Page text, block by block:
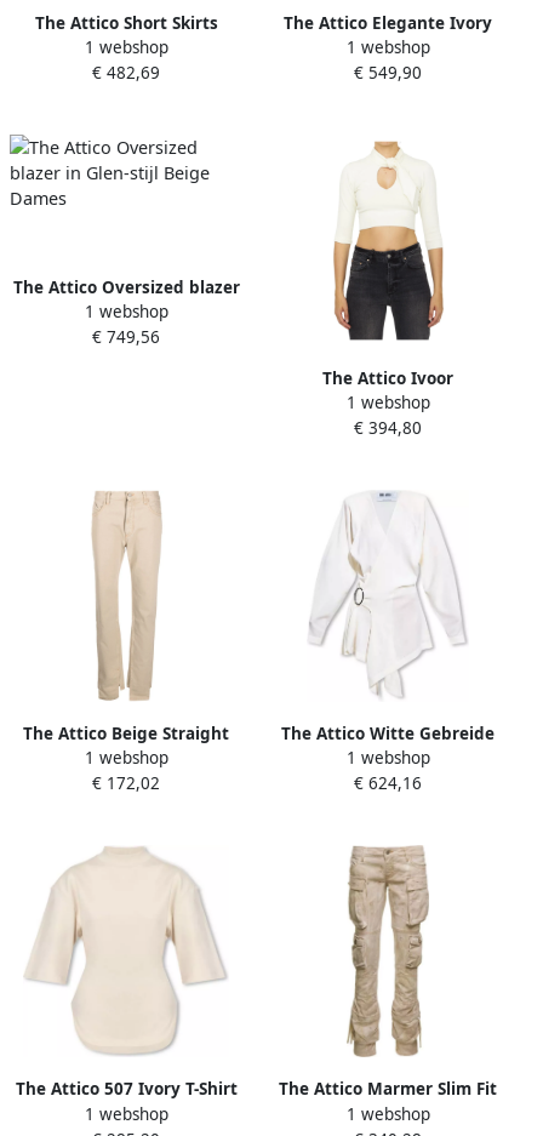
The Attico Short Skirts
Beige Dames
1 webshop
€ 482,69
The Attico Elegante Ivory
Satijnen Charla Jurk White
Dames
1 webshop
€ 549,90
The Attico Oversized blazer
in Glen-stijl Beige Dames
1 webshop
€ 749,56
The Attico Ivoor
Ribbeldetail Crop Top Beige
Dames
1 webshop
€ 394,80
The Attico Beige Straight
Leg Chinos Beige Dames
1 webshop
€ 172,02
The Attico Witte Gebreide
Cardigan Tijdloze Stijl en
Comfort White Dames
1 webshop
€ 624,16
The Attico 507 Ivory T-Shirt
voor vrouwen Beige Dames
1 webshop
The Attico Marmer Slim Fit
Katoenen Broek Beige
1 webshop